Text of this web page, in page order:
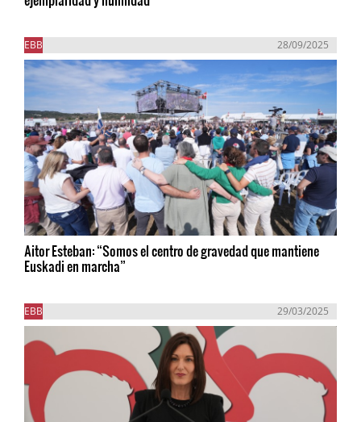
EBB 28/09/2025
Aitor Esteban: “Somos el centro de gravedad que mantiene
Euskadi en marcha”
EBB 29/03/2025